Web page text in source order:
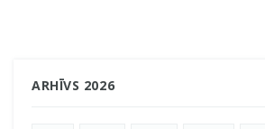
ARHĪVS 2026